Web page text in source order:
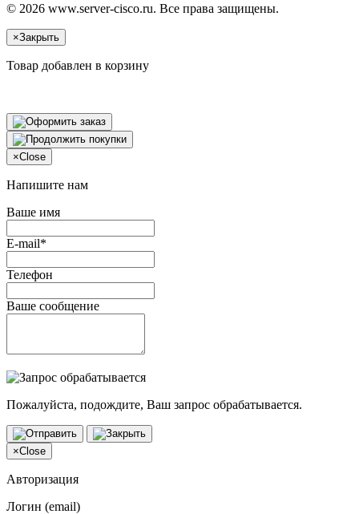
© 2026 www.server-cisco.ru. Все права защищены.
×Закрыть
Товар добавлен в корзину
×Close
Напишите нам
Ваше имя
E-mail*
Телефон
Ваше сообщение
Пожалуйста, подождите, Ваш запрос обрабатывается.
×Close
Авторизация
Логин (email)